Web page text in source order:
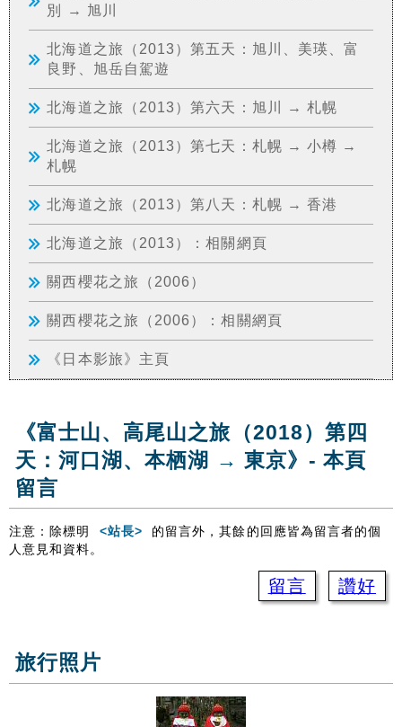
別 → 旭川
北海道之旅（2013）第五天：旭川、美瑛、富
良野、旭岳自駕遊
北海道之旅（2013）第六天：旭川 → 札幌
北海道之旅（2013）第七天：札幌 → 小樽 →
札幌
北海道之旅（2013）第八天：札幌 → 香港
北海道之旅（2013）：相關網頁
關西櫻花之旅（2006）
關西櫻花之旅（2006）：相關網頁
《日本影旅》主頁
《富士山、高尾山之旅（2018）第四
天：河口湖、本栖湖 → 東京》- 本頁
留言
注意：除標明 <站長>
的留言外，其餘的回應皆為留言者的個
人意見和資料。
留言 讚好
旅行照片